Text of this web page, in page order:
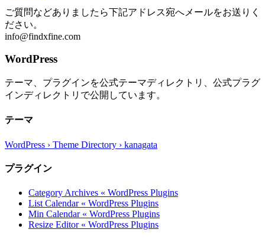
ご質問などありましたら下記アドレス宛へメールをお送りく
ださい。
info@findxfine.com
WordPress
テーマ、プラグインを公式テーマディレクトリ、公式プラグ
インディレクトリで公開しています。
テーマ
WordPress › Theme Directory › kanagata
プラグイン
Category Archives « WordPress Plugins
List Calendar « WordPress Plugins
Min Calendar « WordPress Plugins
Resize Editor « WordPress Plugins